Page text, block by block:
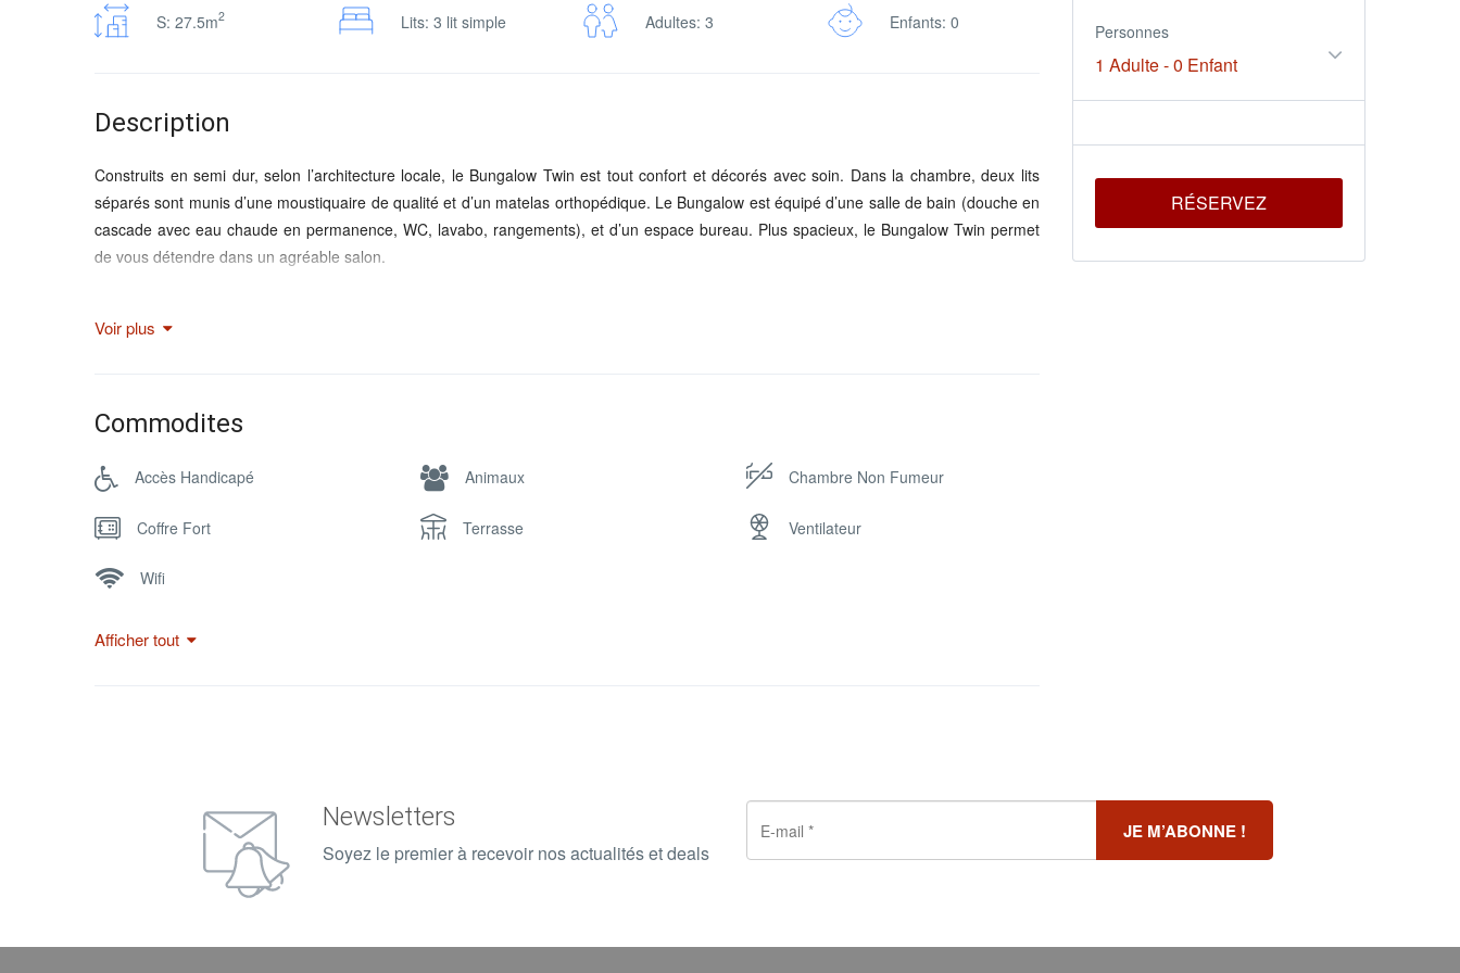
S: 27.5m2 Lits: 3 lit simple Adultes: 3 Enfants: 0
Description
Construits en semi dur, selon l’architecture locale, le Bungalow Twin est tout confort et décorés avec soin. Dans la chambre, deux lits
séparés sont munis d’une moustiquaire de qualité et d’un matelas orthopédique. Le Bungalow est équipé d’une salle de bain (douche en
cascade avec eau chaude en permanence, WC, lavabo, rangements), et d’un espace bureau. Plus spacieux, le Bungalow Twin permet
de vous détendre dans un agréable salon.
une éclairage continue selon les besoins de chacun, une prise USB dans la salle de bain pour charger votre appareil (tels que :
Avec un petit plus, de juin à fin septembre, il n’est pas rare d’observer le passage des baleines depuis votre terrasse…
derrière le bungalows avec sa superbe végétation à perte de vue digne d’un magazine.
Des transats ainsi que des serviettes de plage sont mis à disposition tous les jours.
150 euro / nuit, 720 000 AR/ nuitée ce tarif, inclus :
– Le serveur sera attentif aux besoin de notre clientèle et sera à l’affut.
Terrasse privée avec douchette
Voir plus
Commodites
Accès Handicapé Animaux Chambre Non Fumeur
Coffre Fort Terrasse Ventilateur
Wifi
Afficher tout
Personnes
1 Adulte-0 Enfant
RÉSERVEZ
Newsletters
Soyez le premier à recevoir nos actualités et deals